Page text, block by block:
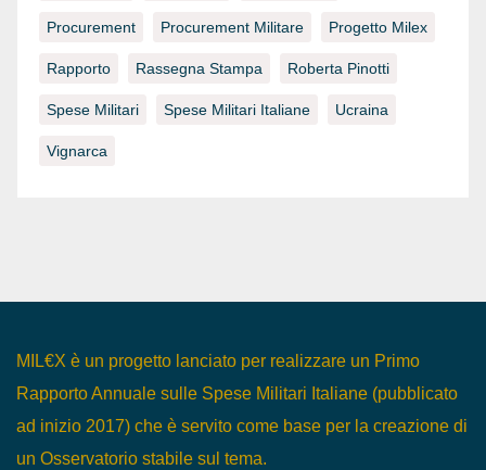
Procurement Procurement Militare Progetto Milex
Rapporto Rassegna Stampa Roberta Pinotti
Spese Militari Spese Militari Italiane Ucraina
Vignarca
MIL€X è un progetto lanciato per realizzare un Primo
Rapporto Annuale sulle Spese Militari Italiane (pubblicato
ad inizio 2017) che è servito come base per la creazione di
un Osservatorio stabile sul tema.